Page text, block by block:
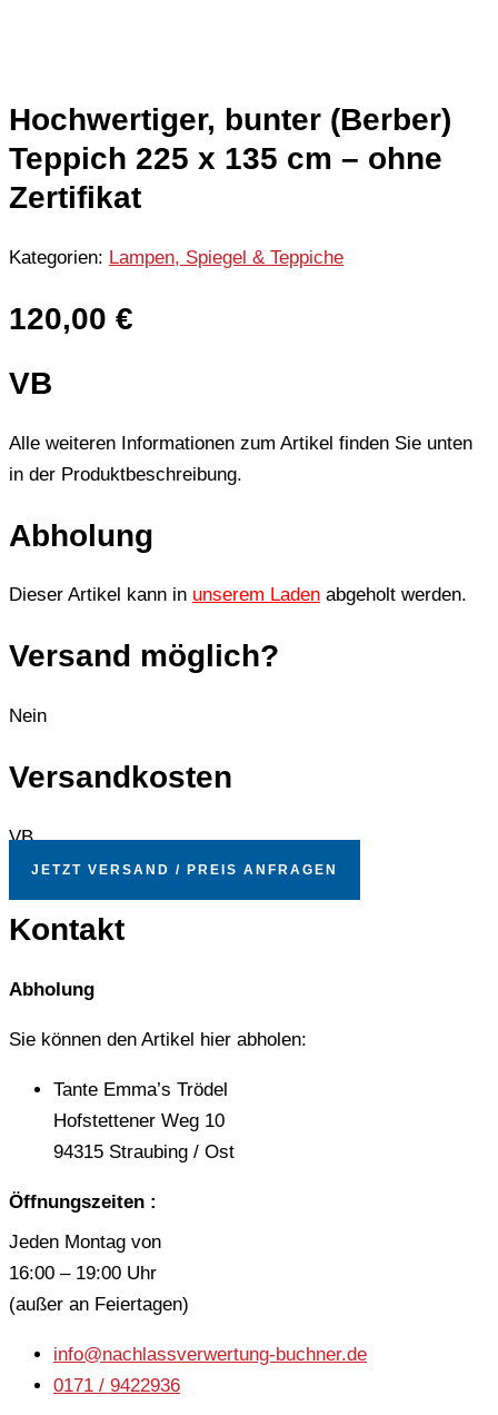
Hochwertiger, bunter (Berber)
Teppich 225 x 135 cm – ohne
Zertifikat
Kategorien: Lampen, Spiegel & Teppiche
120,00 €
VB
Alle weiteren Informationen zum Artikel finden Sie unten
in der Produktbeschreibung.
Abholung
Dieser Artikel kann in unserem Laden abgeholt werden.
Versand möglich?
Nein
Versandkosten
VB
JETZT VERSAND / PREIS ANFRAGEN
Kontakt
Abholung
Sie können den Artikel hier abholen:
Tante Emma’s Trödel
Hofstettener Weg 10
94315 Straubing / Ost
Öffnungszeiten :
Jeden Montag von
16:00 – 19:00 Uhr
(außer an Feiertagen)
info@nachlassverwertung-buchner.de
0171 / 9422936